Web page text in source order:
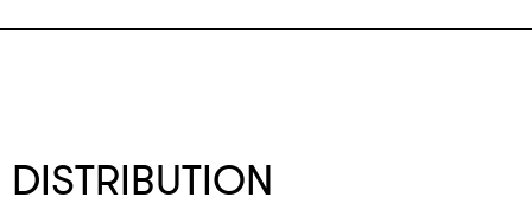
DISTRIBUTION